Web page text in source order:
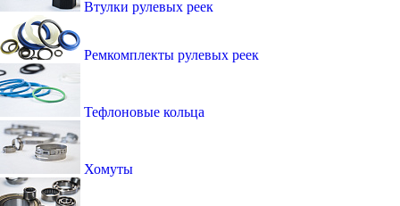
Втулки рулевых реек
Ремкомплекты рулевых реек
Тефлоновые кольца
Хомуты